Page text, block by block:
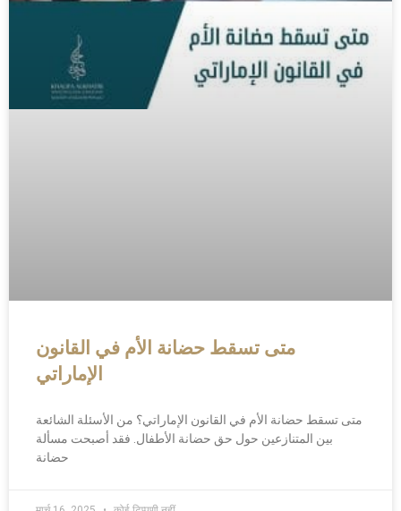
متى تسقط حضانة الأم في القانون
الإماراتي
متى تسقط حضانة الأم في القانون الإماراتي؟ من الأسئلة الشائعة
بين المتنازعين حول حق حضانة الأطفال. فقد أصبحت مسألة
حضانة